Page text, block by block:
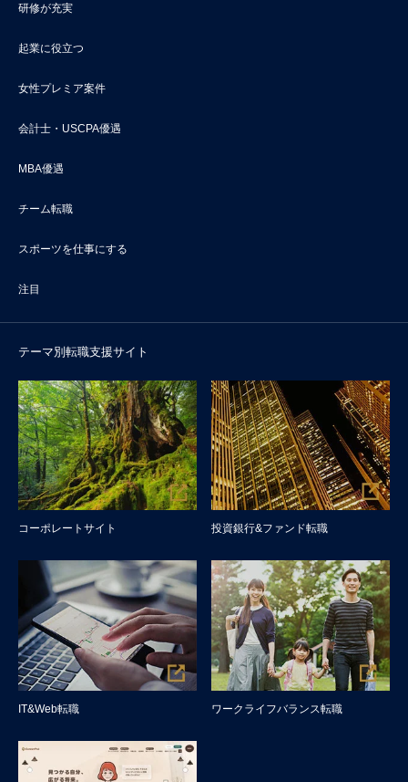
研修が充実
起業に役立つ
女性プレミア案件
会計士・USCPA優遇
MBA優遇
チーム転職
スポーツを仕事にする
注目
テーマ別転職支援サイト
コーポレートサイト 投資銀行&ファンド転職
IT&Web転職 ワークライフバランス転職